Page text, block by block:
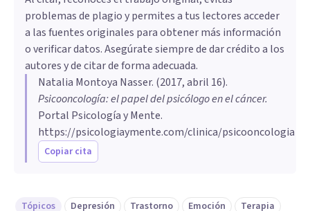
problemas de plagio y permites a tus lectores acceder
a las fuentes originales para obtener más información
o verificar datos. Asegúrate siempre de dar crédito a los
autores y de citar de forma adecuada.
Natalia Montoya Nasser. (2017, abril 16).
Psicooncología: el papel del psicólogo en el cáncer.
Portal Psicología y Mente.
https://psicologiaymente.com/clinica/psicooncologia
Copiar cita
Tópicos Depresión Trastorno Emoción
Terapia